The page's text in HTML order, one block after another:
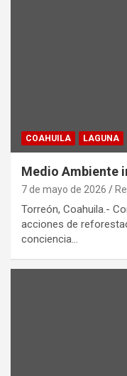
COAHUILA LAGUNA
Medio Ambiente
7 de mayo de 2026
Torreón, Coahuila.-
acciones de
conciencia…